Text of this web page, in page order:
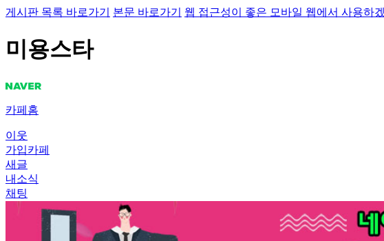
게시판 목록 바로가기 본문 바로가기 웹 접근성이 좋은 모바일 웹에서 사용하
미용스타
카페홈
이웃
가입카페
새글
내소식
채팅